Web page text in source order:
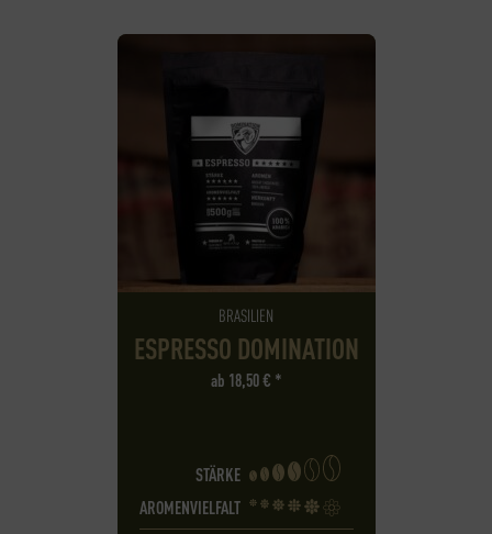
BRASILIEN
ESPRESSO DOMINATION
ab 18,50€ *
STÄRKE
AROMENVIELFALT